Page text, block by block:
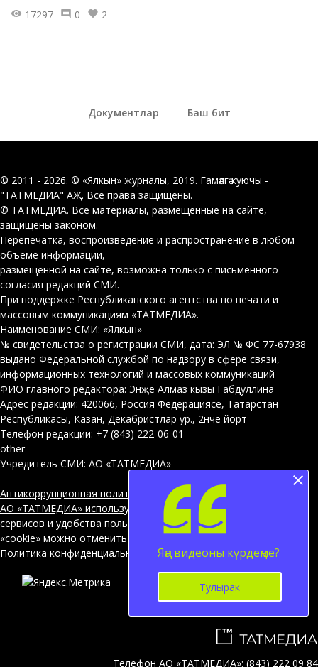
17297
0 2
Документлар Баш бит
© 2011 - 2026. © «Ялкын» журналы, 2019. Гамәлгә куючы -
"ТАТМЕДИА" АҖ. Все права защищены.
© ТАТМЕДИА. Все материалы, размещенные на сайте,
защищены законом.
Перепечатка, воспроизведение и распространение в любом
объеме информации,
размещенной на сайте, возможна только с письменного
согласия редакций СМИ.
При поддержке Республиканского агентства по печати и
массовым коммуникациям «ТАТМЕДИА».
Наименование СМИ: «Ялкын»
№ свидетельства о регистрации СМИ, дата: ЭЛ № ФС 77-67938
выдано Федеральной службой по надзору в сфере связи,
информационных технологий и массовых коммуникаций
ФИО главного редактора: Энҗе Алмаз кызы Габдуллина
Адрес редакции: 420066, Россия Федерациясе, Татарстан
Республикасы, Казан, Декабристлар ур., 2нче йорт
Телефон редакции: +7 (843) 222-06-01
other
Учредитель СМИ: АО «ТАТМЕДИА»
Антикоррупционная политика
АО «ТАТМЕДИА» использует «cookie»для персонализации
сервисов и удобства пользователей сайтом. Использование
«cookie» можно отменить в настройках браузера.
Политика конфиденциальности
12+
Телефон АО «ТАТМЕДИА»: (843) 222 09 84
Яңа видеоны күрдеңме?
Тулырак